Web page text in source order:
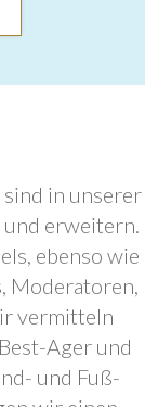
in unserer
erweitern.
ebenso wie
Moderatoren,
vermitteln
Ager und
und Fuß-